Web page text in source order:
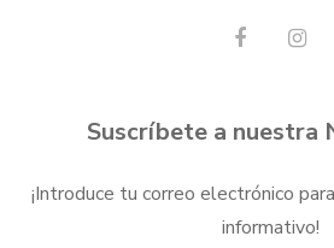
Suscríbete a nuestra
¡Introduce tu correo electrónico
informativo!